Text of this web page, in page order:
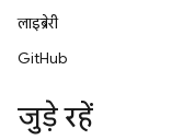
लाइब्रेरी
GitHub
जुड़े रहें